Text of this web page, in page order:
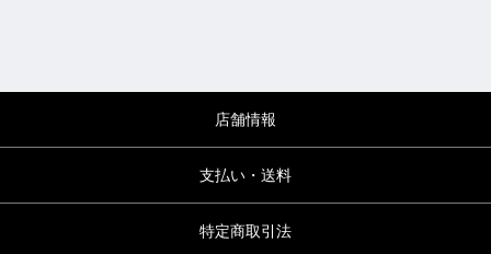
店舗情報
支払い・送料
特定商取引法